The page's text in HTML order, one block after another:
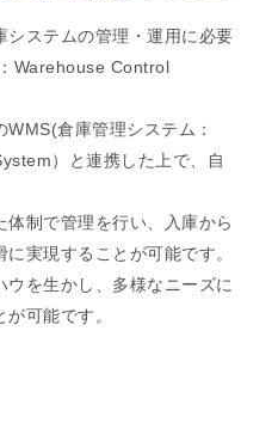
システムの管理・運用に必要
Warehouse Control
倉庫管理システム：
）と連携した上で、自
制で管理を行い、入庫から
実現することが可能です。
ウを生かし、多様なニーズに
可能です。